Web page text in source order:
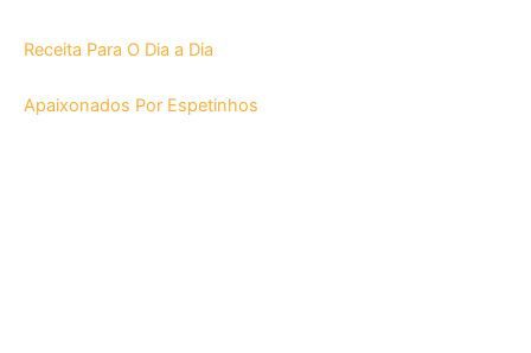
Receita Para O Dia a Dia
Apaixonados Por Espetinhos